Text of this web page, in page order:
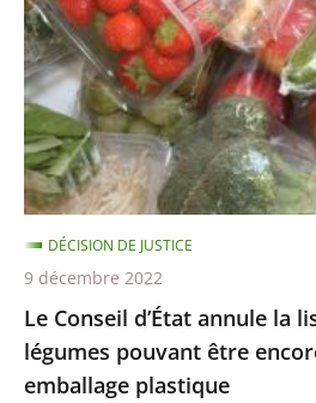
annule
la
liste
des
fruits
et
légumes
pouvant
être
encore
vendus
sous
Le Conseil d’État annule la
légumes pouvant être
emballage plastique
DÉCISION DE JUSTICE
9 décembre 2022